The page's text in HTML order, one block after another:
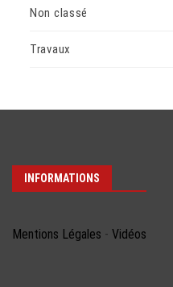
Non classé
Travaux
INFORMATIONS
Mentions Légales - Vidéos